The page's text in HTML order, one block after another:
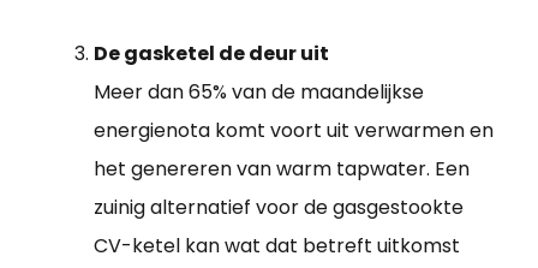
De gasketel de deur uit
Meer dan 65% van de maandelijkse
energienota komt voort uit verwarmen en
het genereren van warm tapwater. Een
zuinig alternatief voor de gasgestookte
CV-ketel kan wat dat betreft uitkomst